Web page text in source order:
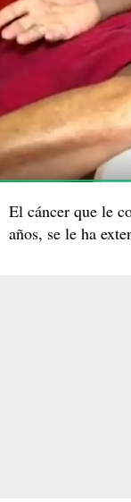
El cáncer que le
años, se le ha